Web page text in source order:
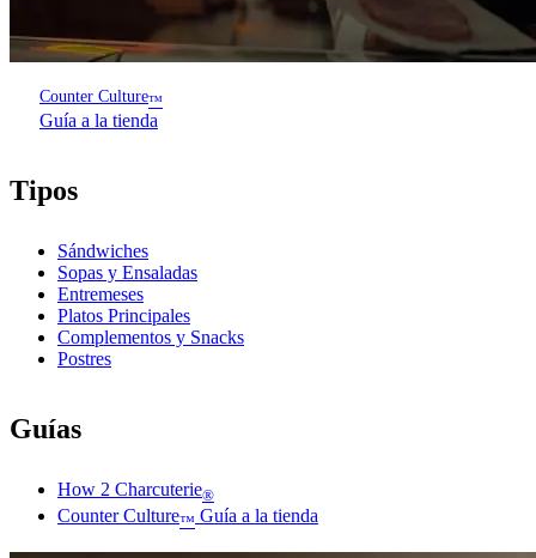
Counter Culture™
Guía a la tienda
Tipos
Sándwiches
Sopas y Ensaladas
Entremeses
Platos Principales
Complementos y Snacks
Postres
Guías
How 2 Charcuterie®
Counter Culture™ Guía a la tienda